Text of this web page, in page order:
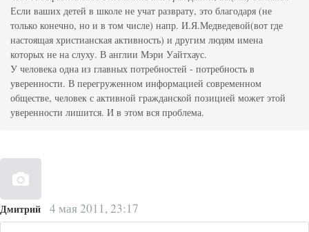
Если ваших детей в школе не учат разврату, это благодаря (не
только конечно, но и в том числе) напр. И.Я.Медведевой(вот где
настоящая христианская активность) и другим людям имена
которых не на слуху. В англии Мэри Уайтхаус.
У человека одна из главных потребностей - потребность в
уверенности. В перегруженном информацией современном
обществе, человек с активной гражданской позицией может этой
уверенности лишится. И в этом вся проблема.
Дмитрий 4 мая 2011, 23:17